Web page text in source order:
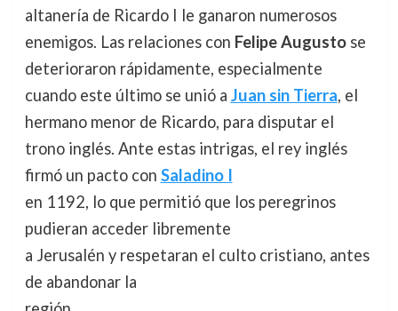
altanería de Ricardo I le ganaron numerosos
enemigos. Las relaciones con Felipe Augustose
deterioraron rápidamente, especialmente
cuando este último se unió a Juan sin Tierra, el
hermano menor de Ricardo, para disputar el
trono inglés. Ante estas intrigas, el rey inglés
firmó un pacto con Saladino I
en 1192, lo que permitió que los peregrinos
pudieran acceder libremente
a Jerusalén y respetaran el culto cristiano, antes
de abandonar la